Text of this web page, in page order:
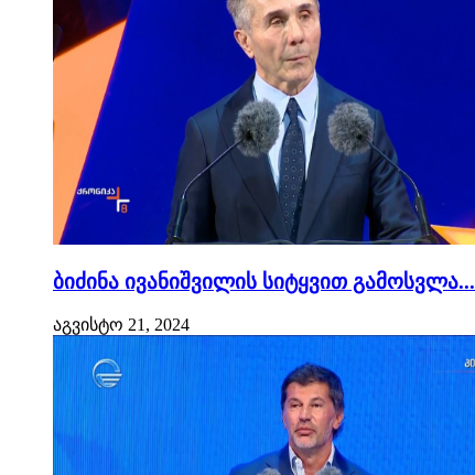
ბიძინა ივანიშვილის სიტყვით გამოსვლა...
აგვისტო 21, 2024